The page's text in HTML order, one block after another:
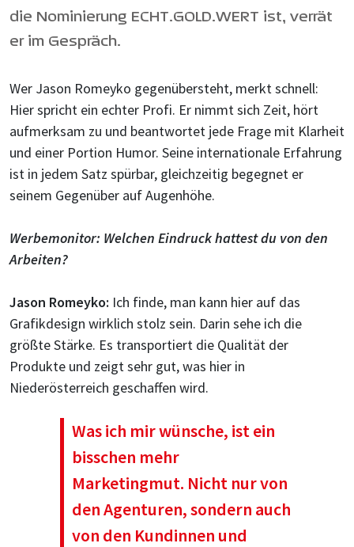
die Nominierung ECHT.GOLD.WERT ist, verrät
er im Gespräch.
Wer Jason Romeyko gegenübersteht, merkt schnell:
Hier spricht ein echter Profi. Er nimmt sich Zeit, hört
aufmerksam zu und beantwortet jede Frage mit Klarheit
und einer Portion Humor. Seine internationale Erfahrung
ist in jedem Satz spürbar, gleichzeitig begegnet er
seinem Gegenüber auf Augenhöhe.
Werbemonitor: Welchen Eindruck hattest du von den
Arbeiten?
Jason Romeyko: Ich finde, man kann hier auf das
Grafikdesign wirklich stolz sein. Darin sehe ich die
größte Stärke. Es transportiert die Qualität der
Produkte und zeigt sehr gut, was hier in
Niederösterreich geschaffen wird.
Was ich mir wünsche, ist ein
bisschen mehr
Marketingmut. Nicht nur von
den Agenturen, sondern auch
von den Kundinnen und